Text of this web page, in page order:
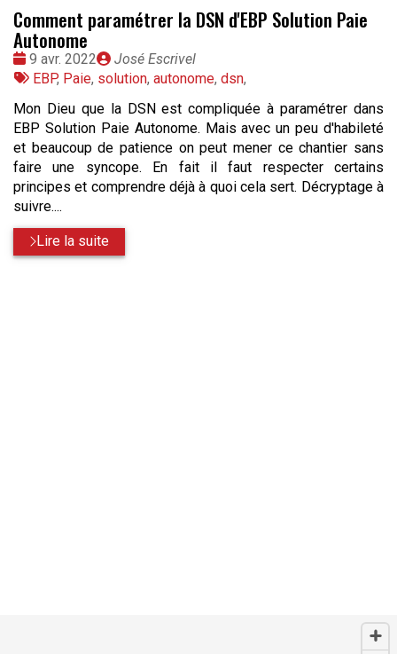
Comment paramétrer la DSN d'EBP Solution Paie
Autonome
Date
:
9 avr. 2022
Publié
par
José Escrivel
Tags
EBP, Paie, solution, autonome, dsn,
Mon Dieu que la DSN est compliquée à paramétrer dans
EBP Solution Paie Autonome. Mais avec un peu d'habileté
et beaucoup de patience on peut mener ce chantier sans
faire une syncope. En fait il faut respecter certains
principes et comprendre déjà à quoi cela sert. Décryptage à
suivre....
Lire la suite